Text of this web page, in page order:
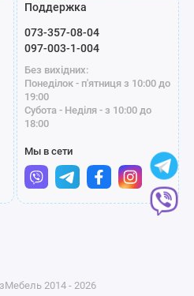
Поддержка
073-357-08-04
097-003-1-004
Без вихідних:
Понеділок - п'ятниця з 10:00 до
19:00
Субота - Неділя - з 10:00 до
18:00
Мы в сети
2014 - 2026